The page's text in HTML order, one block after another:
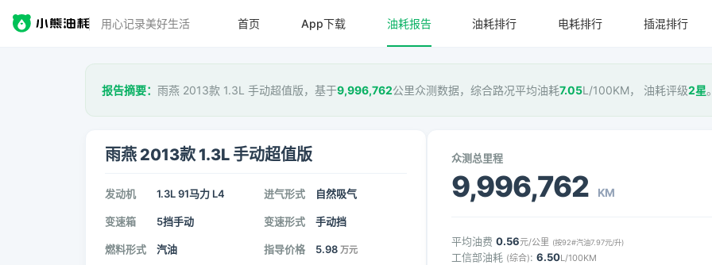
用心记录美好生活 首页 App下载 油耗报告 油耗排行 电耗排行 插混排行
报告摘要： 雨燕 2013款 1.3L 手动超值版，基于9,996,762公里众测数据，综合路况平均油耗7.05L/100KM， 油耗评级2星。
雨燕 2013款 1.3L 手动超值版
发动机 1.3L 91马力 L4 进气形式 自然吸气
变速箱 5挡手动 变速形式 手动挡
燃料形式 汽油 指导价格 5.98 万元
众测总里程
9,996,762 KM
平均油费 0.56元/公里 (按92#汽油7.97元/升)
工信部油耗 (综合): 6.50L/100KM